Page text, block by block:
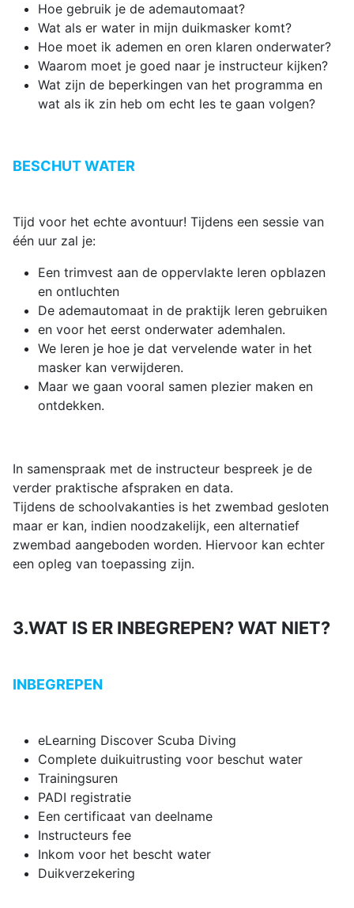
Hoe gebruik je de ademautomaat?
Wat als er water in mijn duikmasker komt?
Hoe moet ik ademen en oren klaren onderwater?
Waarom moet je goed naar je instructeur kijken?
Wat zijn de beperkingen van het programma en
wat als ik zin heb om echt les te gaan volgen?
BESCHUT WATER
Tijd voor het echte avontuur! Tijdens een sessie van
één uur zal je:
Een trimvest aan de oppervlakte leren opblazen
en ontluchten
De ademautomaat in de praktijk leren gebruiken
en voor het eerst onderwater ademhalen.
We leren je hoe je dat vervelende water in het
masker kan verwijderen.
Maar we gaan vooral samen plezier maken en
ontdekken.
In samenspraak met de instructeur bespreek je de
verder praktische afspraken en data.
Tijdens de schoolvakanties is het zwembad gesloten
maar er kan, indien noodzakelijk, een alternatief
zwembad aangeboden worden. Hiervoor kan echter
een opleg van toepassing zijn.
3.WAT IS ER INBEGREPEN? WAT NIET?
INBEGREPEN
eLearning Discover Scuba Diving
Complete duikuitrusting voor beschut water
Trainingsuren
PADI registratie
Een certificaat van deelname
Instructeurs fee
Inkom voor het bescht water
Duikverzekering